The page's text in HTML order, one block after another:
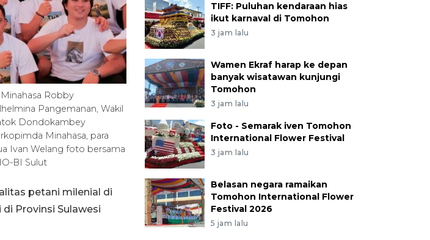
Robby
Pangemanan, Wakil
Dondokambey
Minahasa, para
Ivan Welang foto bersama
BI Sulut
petani milenial di
Provinsi Sulawesi
TIFF: Puluhan kendaraan hias
ikut karnaval di Tomohon
3 jam lalu
Wamen Ekraf harap ke depan
banyak wisatawan kunjungi
Tomohon
3 jam lalu
Foto - Semarak iven Tomohon
International Flower Festival
3 jam lalu
Belasan negara ramaikan
Tomohon International Flower
Festival 2026
5 jam lalu